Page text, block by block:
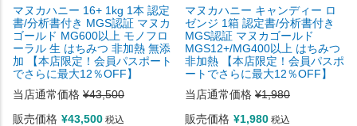
マヌカハニー 16+ 1kg 1本 認定
書/分析書付き MGS認証 マヌカ
ゴールド MG600以上 モノフロ
ーラル 生 はちみつ 非加熱 無添
加 【本店限定！会員パスポート
でさらに最大12％OFF】
当店通常価格 ¥43,500
販売価格 ¥43,500 税込
マヌカハニー キャンディー ロ
ゼンジ 1箱 認定書/分析書付き
MGS認証 マヌカゴールド
MGS12+/MG400以上 はちみつ
非加熱 【本店限定！会員パスポ
ートでさらに最大12％OFF】
当店通常価格 ¥1,980
販売価格 ¥1,980 税込